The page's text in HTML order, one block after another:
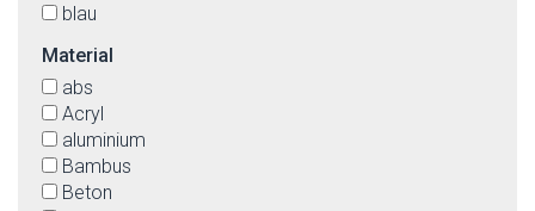
blau
bronzefarbig
buche
Cappuccino
cremefarben
dunkel bronze
edelstahl
Material
abs
Acryl
aluminium
Bambus
Beton